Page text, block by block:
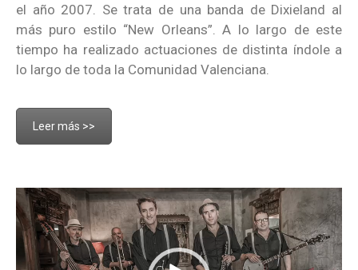
el año 2007. Se trata de una banda de Dixieland al
más puro estilo “New Orleans”. A lo largo de este
tiempo ha realizado actuaciones de distinta índole a
lo largo de toda la Comunidad Valenciana.
Leer más >>
Reproductor
de
vídeo